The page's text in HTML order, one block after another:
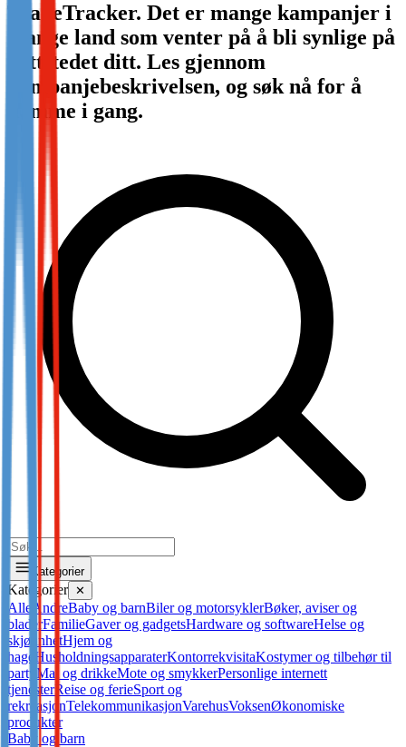
Not already our Publisher?
Sign up here
TradeTracker. Det er mange kampanjer i
mange land som venter på å bli synlige på
nettstedet ditt. Les gjennom
kampanjebeskrivelsen, og søk nå for å
komme i gang.
Kategorier
Kategorier ✕
Alle AndreBaby og barnBiler og motorsyklerBøker, aviser og
bladerFamilieGaver og gadgetsHardware og softwareHelse og
skjønnhetHjem og
hage HusholdningsapparaterKontorrekvisitaKostymer og tilbehør til
party Mat og drikkeMote og smykkerPersonlige internett
tjenesterReise og ferieSport og
rekreasjonTelekommunikasjonVarehusVoksenØkonomiske
produkter
Baby og barn